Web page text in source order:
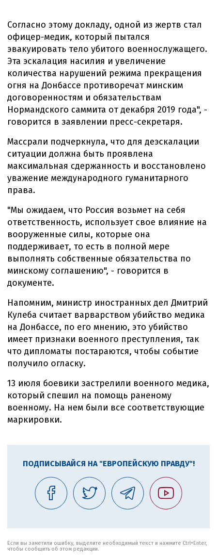
Согласно этому докладу, одной из жертв стал
офицер-медик, который пытался
эвакуировать тело убитого военнослужащего.
Эта эскалация насилия и увеличение
количества нарушений режима прекращения
огня на Донбассе противоречат минским
договоренностям и обязательствам
Нормандского саммита от декабря 2019 года", -
говорится в заявлении пресс-секретаря.
Массрали подчеркнула, что для деэскалации
ситуации должна быть проявлена ​​
максимальная сдержанность и восстановлено ​​
уважение международного гуманитарного
права.
"Мы ожидаем, что Россия возьмет на себя
ответственность, использует свое влияние на
вооруженные силы, которые она
поддерживает, то есть в полной мере
выполнять собственные обязательства по
минскому соглашению", - говорится в
документе.
Напомним, министр иностранных дел Дмитрий
Кулеба считает варварством убийство медика
на Донбассе, по его мнению, это убийство
имеет признаки военного преступления, так
что дипломаты постараются, чтобы событие
получило огласку.
13 июля боевики застрелили военного медика,
который спешил на помощь раненому
военному. На нем были все соответствующие
маркировки.
ПОДПИСЫВАЙСЯ НА "ЕВРОПЕЙСКУЮ ПРАВДУ"!
Если вы заметили ошибку, выделите необходимый текст и нажмите Ctrl+Enter,
чтобы сообщить об этом редакции.